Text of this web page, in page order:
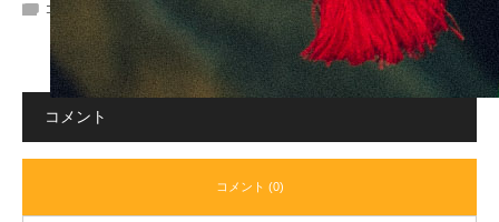
コメント: 0
コメント
コメント (0)